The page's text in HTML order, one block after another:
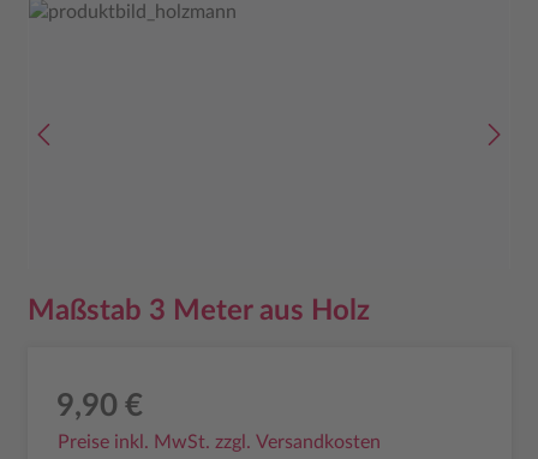
Bildergalerie überspringen
Maßstab 3 Meter aus Holz
9,90 €
Preise inkl. MwSt. zzgl. Versandkosten